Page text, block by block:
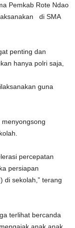
Pemkab Rote Ndao
di SMA
penting dan
hanya polri saja,
guna
percepatan
persiapan
di sekolah,” terang
terlihat bercanda
anak anak